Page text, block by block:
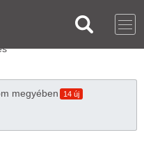
megyében 14 új